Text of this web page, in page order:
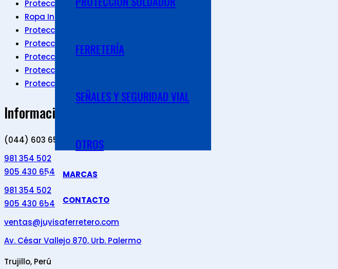
FERRETERÍA
SEÑALES Y SEGURIDAD VIAL
OTROS
MARCAS
CONTACTO
Protección Cabeza
Ropa Industrial
Protección Pies
Protección Manos
Protección Respiratoria
Protección Visual
Protección Corporal
Información de Contacto
(044) 603 659
981 354 502
905 430 654
981 354 502
905 430 654
ventas@juvisaferretero.com
Av. César Vallejo 870, Urb. Palermo
Trujillo, Perú